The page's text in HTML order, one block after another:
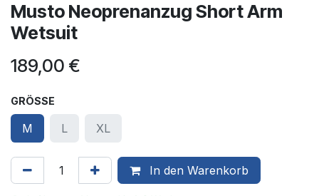
Musto Neoprenanzug Short Arm
Wetsuit
189,00 €
GRÖSSE
M L XL
In den Warenkorb